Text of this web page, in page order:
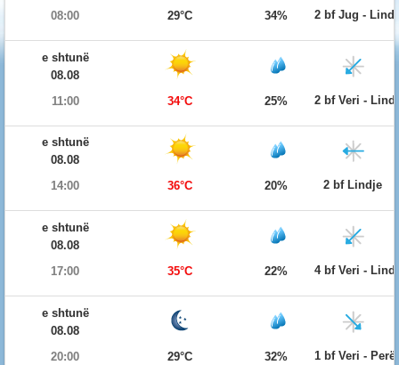
08:00
29°C 34% 2 bf Jug -
e shtunë
08.08
11:00
34°C 25% 2 bf Veri -
e shtunë
08.08
14:00
36°C 20% 2 bf Lindje
e shtunë
08.08
17:00
35°C 22% 4 bf Veri -
e shtunë
08.08
20:00
29°C 32% 1 bf Veri -